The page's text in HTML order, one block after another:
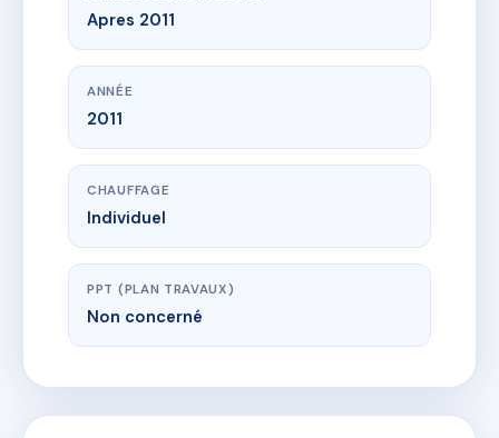
Apres 2011
ANNÉE
2011
CHAUFFAGE
Individuel
PPT (PLAN TRAVAUX)
Non concerné